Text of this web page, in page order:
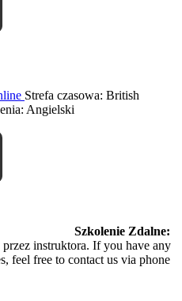
Strefa czasowa: British
Angielski
Szkolenie Zdalne:
instruktora. If you have any
feel free to contact us via phone